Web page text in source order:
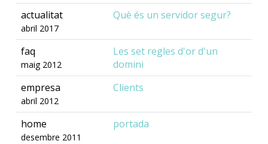
actualitat
abril 2017
Què és un servidor segur?
faq
maig 2012
Les set regles d'or d'un
domini
empresa
abril 2012
Clients
home
desembre 2011
portada